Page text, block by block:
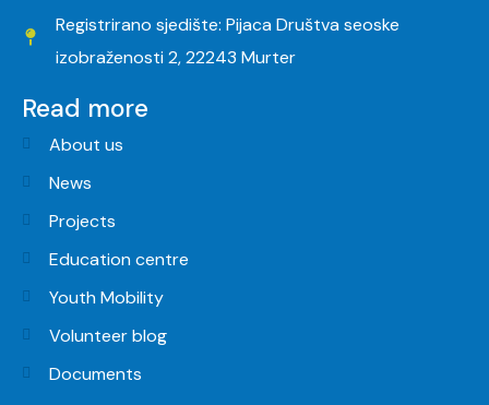
Registrirano sjedište: Pijaca Društva seoske
izobraženosti 2, 22243 Murter
Read more
About us
News
Projects
Education centre
Youth Mobility
Volunteer blog
Documents